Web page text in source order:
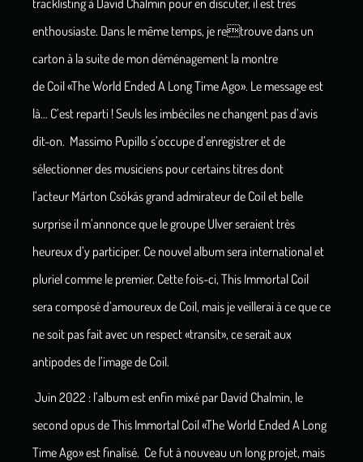
enthousiaste. Dans le même temps, je retrouve dans un
carton à la suite de mon déménagement la montre
de Coil «The World Ended A Long Time Ago». Le message est
là… C’est reparti ! Seuls les imbéciles ne changent pas d’avis
dit-on. Massimo Pupillo s’occupe d’enregistrer et de
sélectionner des musiciens pour certains titres dont
l’acteur Márton Csókás grand admirateur de Coil et belle
surprise il m’annonce que le groupe Ulver seraient très
heureux d’y participer. Ce nouvel album sera international et
pluriel comme le premier. Cette fois-ci, This Immortal Coil
sera composé d’amoureux de Coil, mais je veillerai à ce que ce
ne soit pas fait avec un respect «transit», ce serait aux
antipodes de l’image de Coil.
Juin 2022 : l’album est enfin mixé par David Chalmin, le
second opus de This Immortal Coil «The World Ended A Long
Time Ago» est finalisé. Ce fut à nouveau un long projet, mais